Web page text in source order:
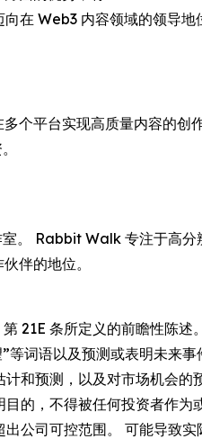
Web3 内容领域的领导
平台实现高质量内容的创
。 Rabbit Walk 专注于高
伴的地位。
21E 条所定义的前瞻性陈
等词语以及预测或表明未来
和预测，以及对市场机会
的，不得被任何投资者作
公司可控范围。 可能导致